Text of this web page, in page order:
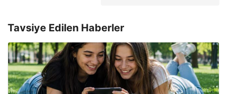
Tavsiye Edilen Haberler